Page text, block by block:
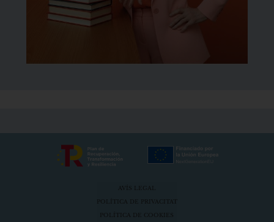
AVÍS LEGAL
POLÍTICA DE PRIVACITAT
POLÍTICA DE COOKIES